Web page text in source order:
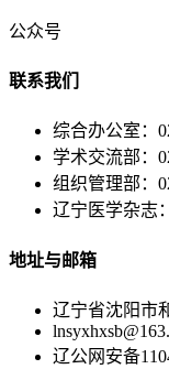
公众号
联系我们
综合办公室：
学术交流部：
组织管理部：
辽宁医学杂志
地址与邮箱
辽宁省沈阳市
辽公网安备